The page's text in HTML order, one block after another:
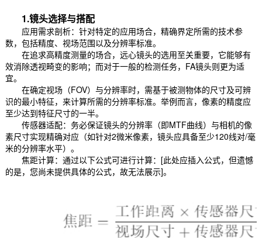
1.镜头选择与搭配
应用需求剖析：针对特定的应用场合，精确界定所需的技术参
数，包括精度、视场范围以及分辨率标准。
在追求高精度测量的场合，远心镜头的选用至关重要，它能够有
效消除透视畸变的影响；而对于一般的检测任务，FA镜头则更为适
宜。
在确定视场（FOV）与分辨率时，需基于被测物体的尺寸及可辨
识的最小特征，来计算所需的分辨率标准。举例而言，像素的精度应
至少达到特征尺寸的一半。
传感器适配：务必保证镜头的分辨率（即MTF曲线）与相机的像
素尺寸实现精确对应（如针对2微米像素，镜头应具备至少120线对/毫
米的分辨率水平）。
焦距计算：通过以下公式可进行计算：[此处应插入公式，但遗憾
的是，您尚未提供具体的公式，故无法展示]。